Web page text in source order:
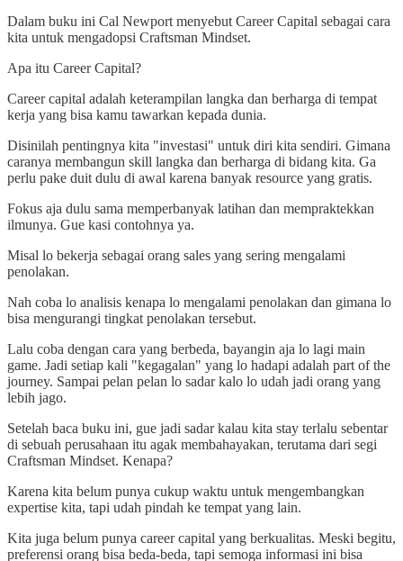
Dalam buku ini Cal Newport menyebut Career Capital sebagai cara
kita untuk mengadopsi Craftsman Mindset.
Apa itu Career Capital?
Career capital adalah keterampilan langka dan berharga di tempat
kerja yang bisa kamu tawarkan kepada dunia.
Disinilah pentingnya kita "investasi" untuk diri kita sendiri. Gimana
caranya membangun skill langka dan berharga di bidang kita. Ga
perlu pake duit dulu di awal karena banyak resource yang gratis.
Fokus aja dulu sama memperbanyak latihan dan mempraktekkan
ilmunya. Gue kasi contohnya ya.
Misal lo bekerja sebagai orang sales yang sering mengalami
penolakan.
Nah coba lo analisis kenapa lo mengalami penolakan dan gimana lo
bisa mengurangi tingkat penolakan tersebut.
Lalu coba dengan cara yang berbeda, bayangin aja lo lagi main
game. Jadi setiap kali "kegagalan" yang lo hadapi adalah part of the
journey. Sampai pelan pelan lo sadar kalo lo udah jadi orang yang
lebih jago.
Setelah baca buku ini, gue jadi sadar kalau kita stay terlalu sebentar
di sebuah perusahaan itu agak membahayakan, terutama dari segi
Craftsman Mindset. Kenapa?
Karena kita belum punya cukup waktu untuk mengembangkan
expertise kita, tapi udah pindah ke tempat yang lain.
Kita juga belum punya career capital yang berkualitas. Meski begitu,
preferensi orang bisa beda-beda, tapi semoga informasi ini bisa